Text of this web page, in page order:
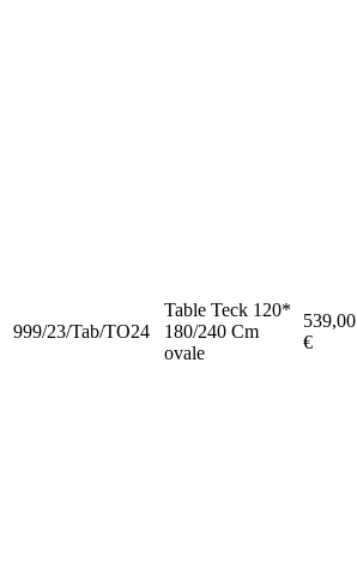
999/23/Tab/TO24
Table Teck 120*
180/240 Cm
ovale
539,00
€